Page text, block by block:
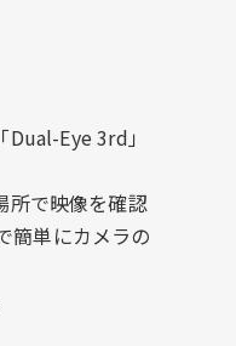
Eye 3rd」
所で映像を確認
簡単にカメラの